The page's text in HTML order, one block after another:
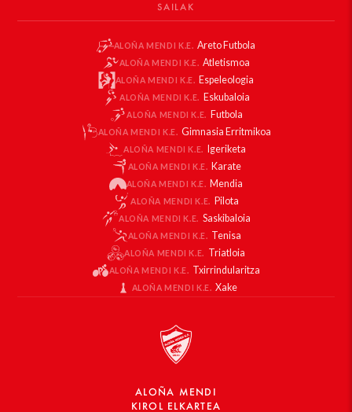
SAILAK
ALOÑA MENDI K.E. Areto Futbola
ALOÑA MENDI K.E. Atletismoa
ALOÑA MENDI K.E. Espeleologia
ALOÑA MENDI K.E. Eskubaloia
ALOÑA MENDI K.E. Futbola
ALOÑA MENDI K.E. Gimnasia Erritmikoa
ALOÑA MENDI K.E. Igeriketa
ALOÑA MENDI K.E. Karate
ALOÑA MENDI K.E. Mendia
ALOÑA MENDI K.E. Pilota
ALOÑA MENDI K.E. Saskibaloia
ALOÑA MENDI K.E. Tenisa
ALOÑA MENDI K.E. Triatloia
ALOÑA MENDI K.E. Txirrindularitza
ALOÑA MENDI K.E. Xake
ALOÑA MENDI
KIROL ELKARTEA